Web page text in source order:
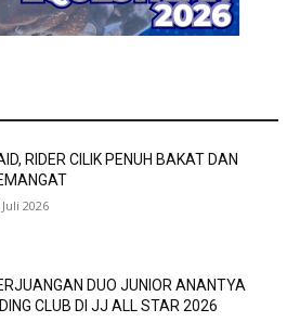
RIDER CILIK PENUH BAKAT DAN
2026
DUO JUNIOR ANANTYA
CLUB DI JJ ALL STAR 2026